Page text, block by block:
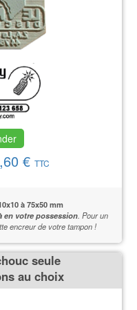
€ TTC
à 75x50 mm
en votre possession. Pour un
encreur de votre tampon !
seule
au choix